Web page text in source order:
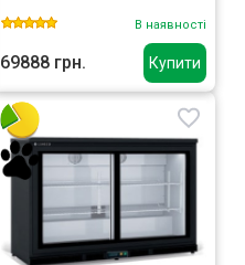
Купити
В наявності
69888 грн.